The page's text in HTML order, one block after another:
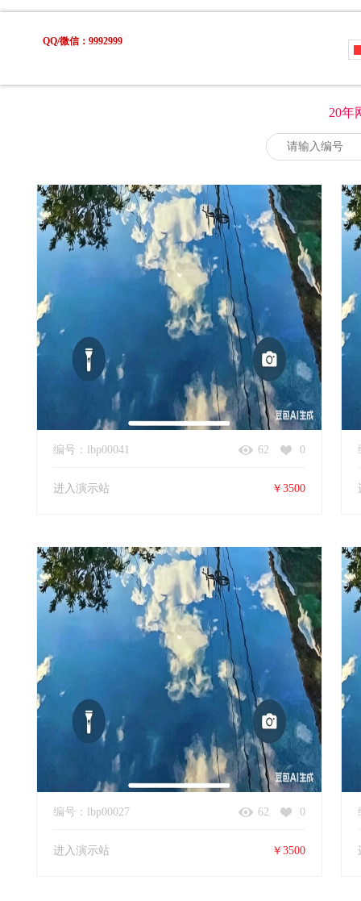
QQ/微信：9992999
20年
编号：lbp00041 62 0
进入演示站 ￥3500
编号：lbp00027 62 0
进入演示站 ￥3500